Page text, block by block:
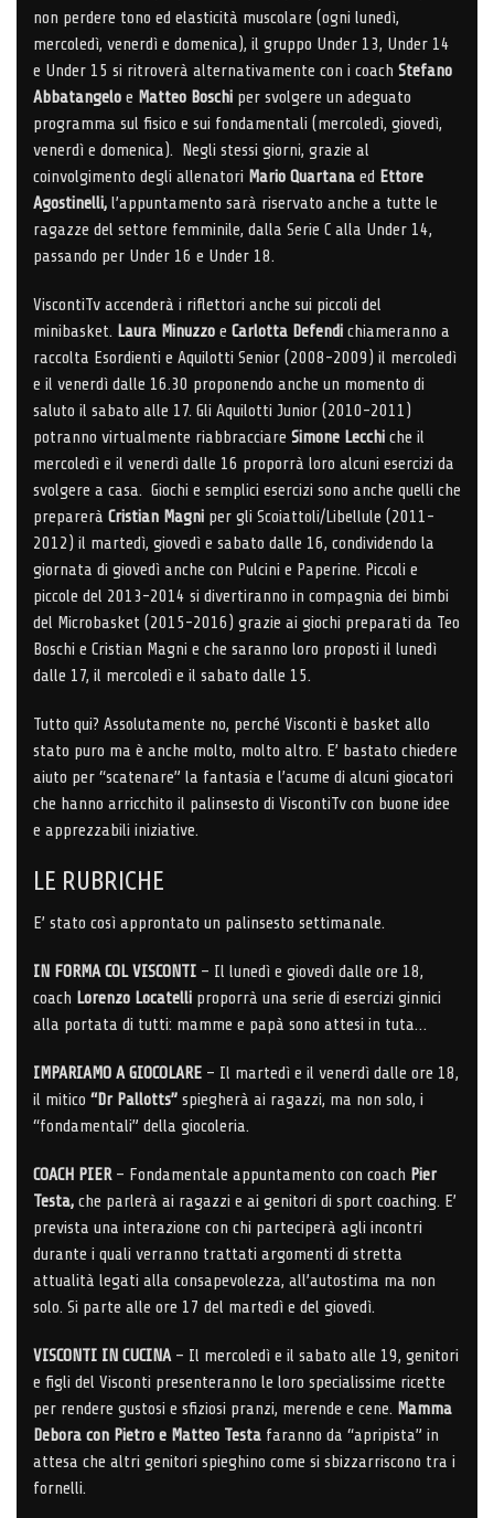
non perdere tono ed elasticità muscolare (ogni lunedì,
mercoledì, venerdì e domenica), il gruppo Under 13, Under 14
e Under 15 si ritroverà alternativamente con i coach Stefano
Abbatangelo e Matteo Boschi per svolgere un adeguato
programma sul fisico e sui fondamentali (mercoledì, giovedì,
venerdì e domenica). Negli stessi giorni, grazie al
coinvolgimento degli allenatori Mario Quartana ed Ettore
Agostinelli, l’appuntamento sarà riservato anche a tutte le
ragazze del settore femminile, dalla Serie C alla Under 14,
passando per Under 16 e Under 18.
ViscontiTv accenderà i riflettori anche sui piccoli del
minibasket. Laura Minuzzo e Carlotta Defendi chiameranno a
raccolta Esordienti e Aquilotti Senior (2008-2009) il mercoledì
e il venerdì dalle 16.30 proponendo anche un momento di
saluto il sabato alle 17. Gli Aquilotti Junior (2010-2011)
potranno virtualmente riabbracciare Simone Lecchi che il
mercoledì e il venerdì dalle 16 proporrà loro alcuni esercizi da
svolgere a casa. Giochi e semplici esercizi sono anche quelli che
preparerà Cristian Magni per gli Scoiattoli/Libellule (2011-
2012) il martedì, giovedì e sabato dalle 16, condividendo la
giornata di giovedì anche con Pulcini e Paperine. Piccoli e
piccole del 2013-2014 si divertiranno in compagnia dei bimbi
del Microbasket (2015-2016) grazie ai giochi preparati da Teo
Boschi e Cristian Magni e che saranno loro proposti il lunedì
dalle 17, il mercoledì e il sabato dalle 15.
Tutto qui? Assolutamente no, perché Visconti è basket allo
stato puro ma è anche molto, molto altro. E’ bastato chiedere
aiuto per “scatenare” la fantasia e l’acume di alcuni giocatori
che hanno arricchito il palinsesto di ViscontiTv con buone idee
e apprezzabili iniziative.
LE RUBRICHE
E’ stato così approntato un palinsesto settimanale.
IN FORMA COL VISCONTI – Il lunedì e giovedì dalle ore 18,
coach Lorenzo Locatelli proporrà una serie di esercizi ginnici
alla portata di tutti: mamme e papà sono attesi in tuta…
IMPARIAMO A GIOCOLARE – Il martedì e il venerdì dalle ore 18,
il mitico “Dr Pallotts” spiegherà ai ragazzi, ma non solo, i
“fondamentali” della giocoleria.
COACH PIER– Fondamentale appuntamento con coach Pier
Testa, che parlerà ai ragazzi e ai genitori di sport coaching. E’
prevista una interazione con chi parteciperà agli incontri
durante i quali verranno trattati argomenti di stretta
attualità legati alla consapevolezza, all’autostima ma non
solo. Si parte alle ore 17 del martedì e del giovedì.
VISCONTI IN CUCINA– Il mercoledì e il sabato alle 19, genitori
e figli del Visconti presenteranno le loro specialissime ricette
per rendere gustosi e sfiziosi pranzi, merende e cene. Mamma
Debora con Pietro e Matteo Testa faranno da “apripista” in
attesa che altri genitori spieghino come si sbizzarriscono tra i
fornelli.